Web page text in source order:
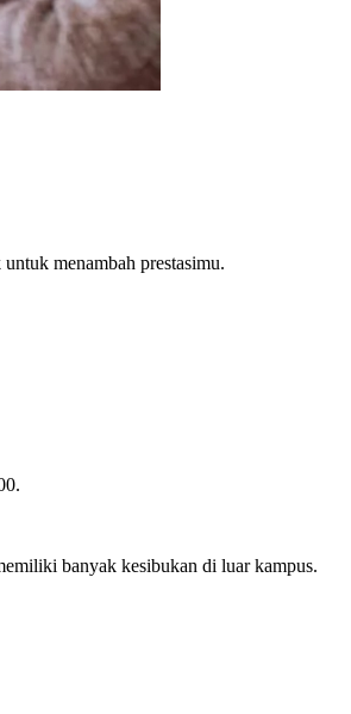
menambah prestasimu.
banyak kesibukan di luar kampus.